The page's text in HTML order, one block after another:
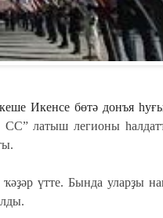
Икенсе бөтә донъя
СС” латыш легионы
үтте. Бында уларҙы